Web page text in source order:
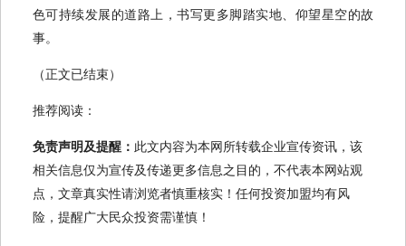
色可持续发展的道路上，书写更多脚踏实地、仰望星空的故
事。
（正文已结束）
推荐阅读：
免责声明及提醒： 此文内容为本网所转载企业宣传资讯，该
相关信息仅为宣传及传递更多信息之目的，不代表本网站观
点，文章真实性请浏览者慎重核实！任何投资加盟均有风
险，提醒广大民众投资需谨慎！